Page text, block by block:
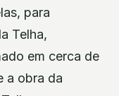
para
Telha,
em cerca de
a obra da